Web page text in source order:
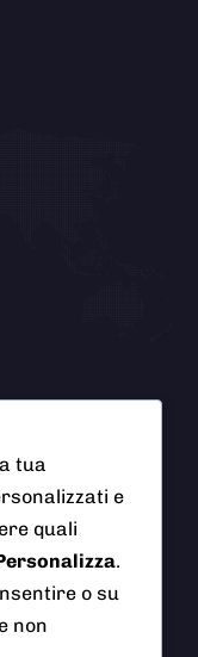
(Roma). Tutti
tua
e
quali
.
o su
non